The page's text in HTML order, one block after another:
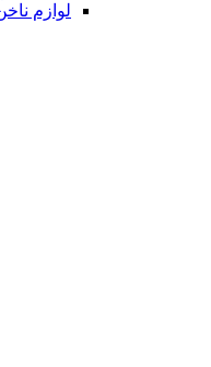
لوازم